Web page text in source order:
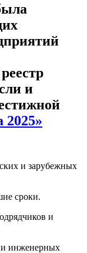
и
2025»
и зарубежных
сроки.
и
инженерных